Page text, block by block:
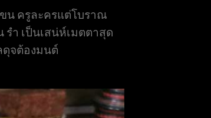
น ครูละครแต่โบราณ
ำ เป็นเสน่ห์เมตตาสุด
ดุจต้องมนต์